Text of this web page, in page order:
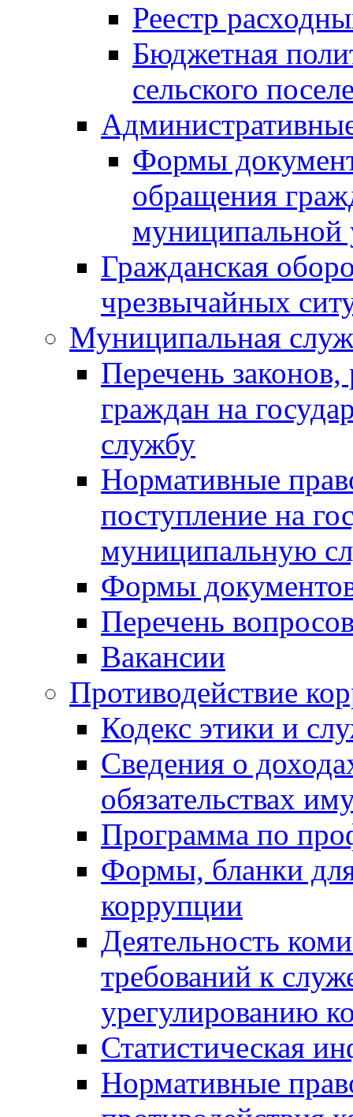
Реестр
Бюджетная
сельского
Формы
обращения
муниципальной
Гражданская
чрезвычайных
Муниципальная
Перечень
граждан на
службу
Нормативные
поступление на
муниципальную
Формы
Перечень
Вакансии
Противодействие
Кодекс этики и
Сведения о
обязательствах
Программа по
Формы, бланки
коррупции
Деятельность
требований к
урегулированию
Статистическая
Нормативные